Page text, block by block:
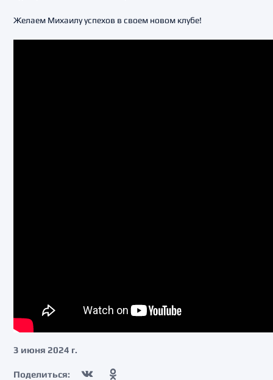
Желаем Михаилу успехов в своем новом клубе!
3 июня 2024 г.
Поделиться: